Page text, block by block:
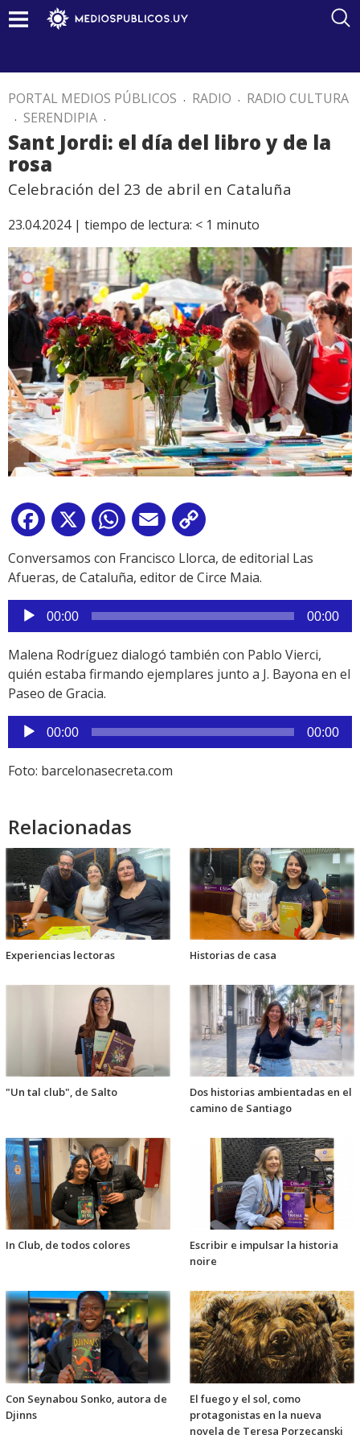
PORTAL MEDIOS PÚBLICOS . RADIO . RADIO CULTURA
. SERENDIPIA .
Sant Jordi: el día del libro y de la
rosa
Celebración del 23 de abril en Cataluña
23.04.2024 | tiempo de lectura: < 1 minuto
Facebook
X WhatsApp
Email
Link
Conversamos con Francisco Llorca, de editorial Las
Afueras, de Cataluña, editor de Circe Maia.
Reproductor
de
audio
00:00 00:00
Malena Rodríguez dialogó también con Pablo Vierci,
quién estaba firmando ejemplares junto a J. Bayona en el
Paseo de Gracia.
Reproductor
de
audio
00:00 00:00
Foto: barcelonasecreta.com
Relacionadas
Experiencias lectoras Historias de casa
"Un tal club", de Salto
Dos historias ambientadas en el
camino de Santiago
In Club, de todos colores
Escribir e impulsar la historia
noire
Con Seynabou Sonko, autora de
Djinns
El fuego y el sol, como
protagonistas en la nueva
novela de Teresa Porzecanski